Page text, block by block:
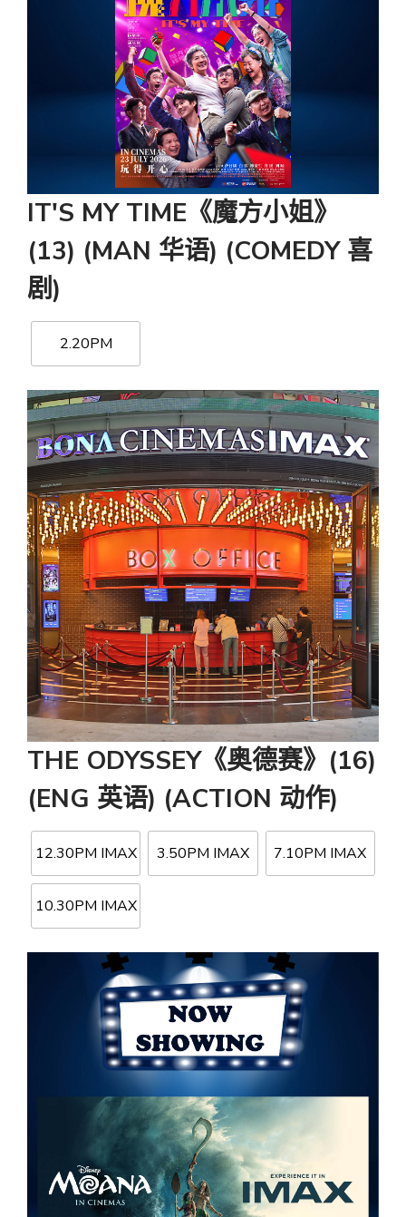
IT'S MY TIME《魔方小姐》
(13) (MAN 华语) (COMEDY 喜
剧)
2.20PM
THE ODYSSEY《奥德赛》(16)
(ENG 英语) (ACTION 动作)
12.30PM IMAX 3.50PM IMAX 7.10PM IMAX
10.30PM IMAX